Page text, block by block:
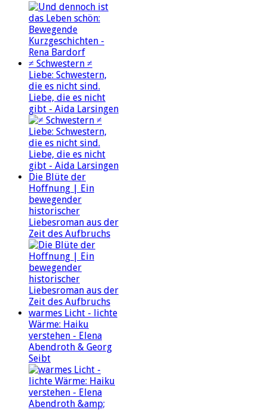
≠ Schwestern ≠
Liebe: Schwestern,
die es nicht sind.
Liebe, die es nicht
gibt - Aida Larsingen
Die Blüte der
Hoffnung | Ein
bewegender
historischer
Liebesroman aus der
Zeit des Aufbruchs
warmes Licht - lichte
Wärme: Haiku
verstehen - Elena
Abendroth & Georg
Seibt